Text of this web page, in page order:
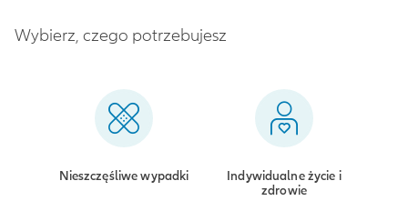
Wybierz, czego potrzebujesz
Nieszczęśliwe wypadki
Indywidualne życie i
zdrowie